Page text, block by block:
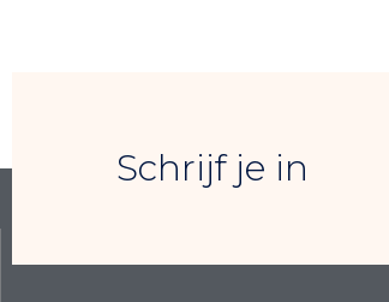
Schrijf je in